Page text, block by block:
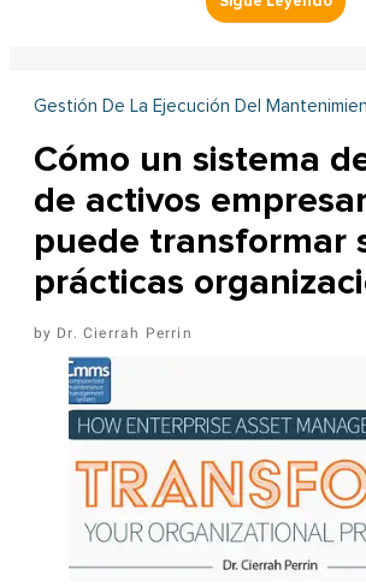
Gestión De La Ejecución Del
Cómo un sistema
de activos
puede transformar
prácticas
Dr. Cierrah Perrin